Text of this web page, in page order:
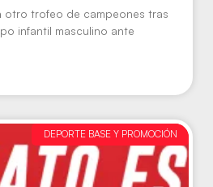
otro trofeo de campeones tras
infantil masculino ante
DEPORTE BASE Y PROMOCIÓN